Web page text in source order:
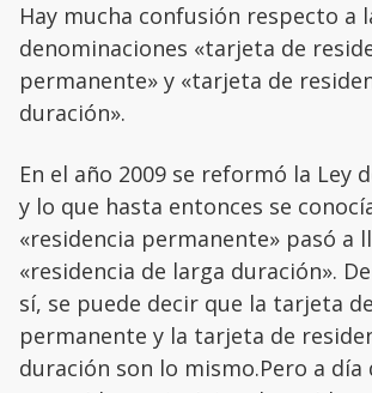
Hay mucha confusión respecto a
denominaciones «tarjeta de
permanente» y «tarjeta de
duración».
En el año 2009 se reformó la Ley
y lo que hasta entonces se
«residencia permanente» pasó a
«residencia de larga duración».
sí, se puede decir que la tarjeta
permanente y la tarjeta de
duración son lo mismo.Pero a día